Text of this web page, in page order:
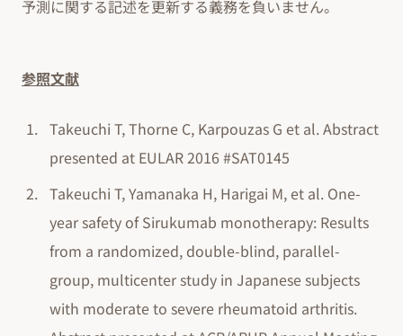
予測に関する記述を更新する義務を負いません。
参照文献
Takeuchi T, Thorne C, Karpouzas G et al. Abstract
presented at EULAR 2016 #SAT0145
Takeuchi T, Yamanaka H, Harigai M, et al. One-
year safety of Sirukumab monotherapy: Results
from a randomized, double-blind, parallel-
group, multicenter study in Japanese subjects
with moderate to severe rheumatoid arthritis.